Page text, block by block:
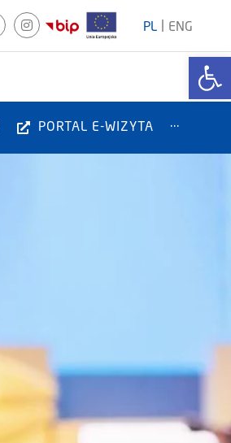
PL ENG
PORTAL E-WIZYTA ···